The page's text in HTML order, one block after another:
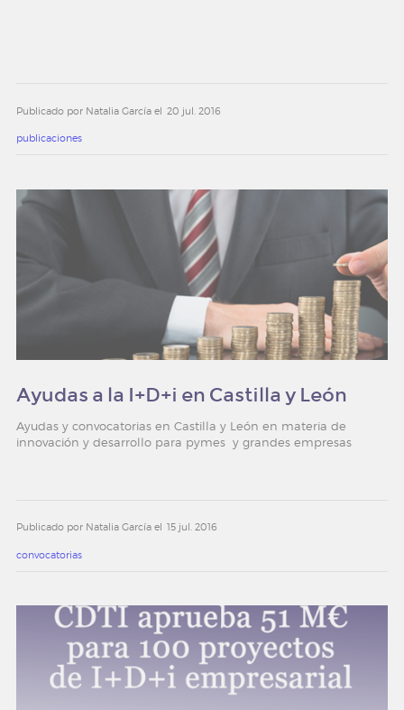
Publicado por Natalia García el 20 jul. 2016
publicaciones
Ayudas a la I+D+i en Castilla y León
Ayudas y convocatorias en Castilla y León en materia de
innovación y desarrollo para pymes y grandes empresas
Publicado por Natalia García el 15 jul. 2016
convocatorias